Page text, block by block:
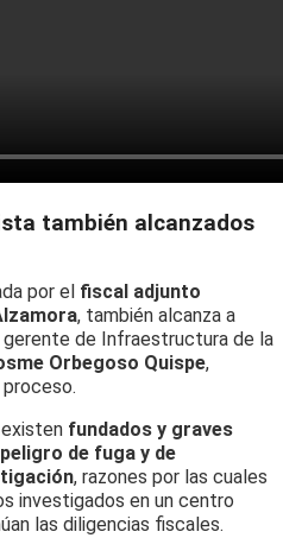
también alcanzados
por el fiscal adjunto
, también alcanza a
gerente de Infraestructura de la
Orbegoso Quispe,
fundados y graves
peligro de fuga y de
, razones por las cuales
investigados en un centro
las diligencias fiscales.